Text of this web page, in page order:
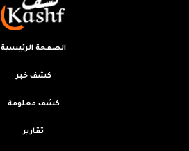
الصفحة الرئيسية
كشف خبر
كشف معلومة
تقارير